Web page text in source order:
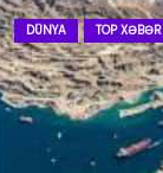
DÜNYA TOP XƏBƏR